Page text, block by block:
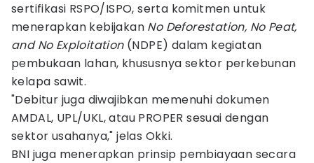
sertifikasi RSPO/ISPO, serta komitmen untuk
menerapkan kebijakan No Deforestation, No Peat,
and No Exploitation(NDPE) dalam kegiatan
pembukaan lahan, khususnya sektor perkebunan
kelapa sawit.
"Debitur juga diwajibkan memenuhi dokumen
AMDAL, UPL/UKL, atau PROPER sesuai dengan
sektor usahanya," jelas Okki.
BNI juga menerapkan prinsip pembiayaan secara